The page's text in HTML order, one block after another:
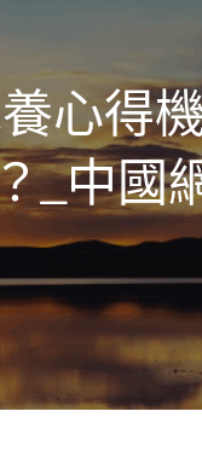
心得
_中國